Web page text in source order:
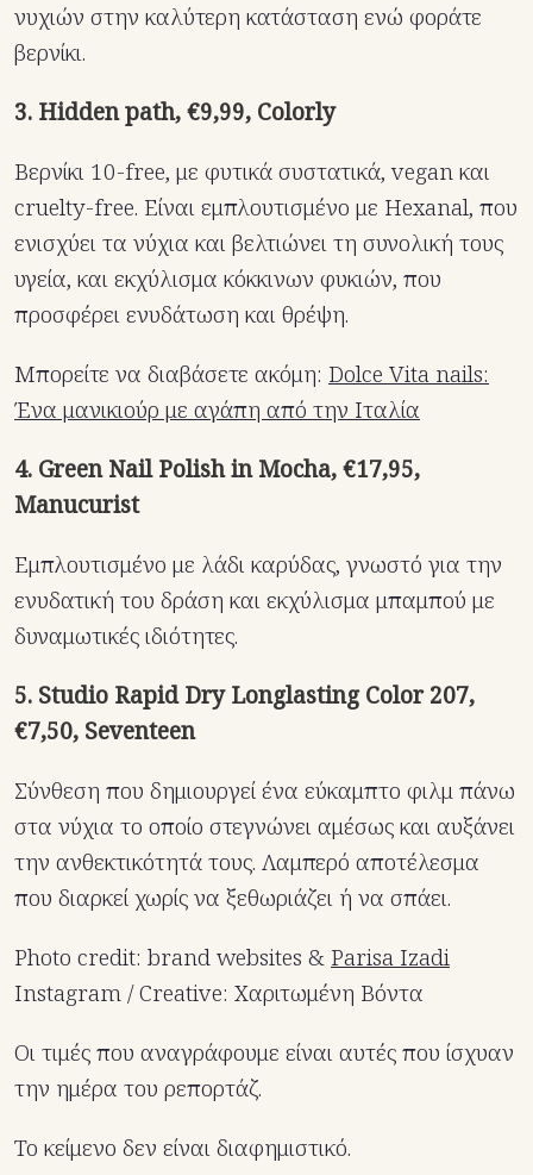
νυχιών στην καλύτερη κατάσταση ενώ φοράτε
βερνίκι.
3. Hidden path, €9,99, Colorly
Βερνίκι 10-free, με φυτικά συστατικά, vegan και
cruelty-free. Είναι εμπλουτισμένο με Hexanal, που
ενισχύει τα νύχια και βελτιώνει τη συνολική τους
υγεία, και εκχύλισμα κόκκινων φυκιών, που
προσφέρει ενυδάτωση και θρέψη.
Μπορείτε να διαβάσετε ακόμη: Dolce Vita nails:
Ένα μανικιούρ με αγάπη από την Ιταλία
4. Green Nail Polish in Mocha, €17,95,
Manucurist
Eμπλουτισμένο με λάδι καρύδας, γνωστό για την
ενυδατική του δράση και εκχύλισμα μπαμπού με
δυναμωτικές ιδιότητες.
5. Studio Rapid Dry Longlasting Color 207,
€7,50, Seventeen
Σύνθεση που δημιουργεί ένα εύκαμπτο φιλμ πάνω
στα νύχια το οποίο στεγνώνει αμέσως και αυξάνει
την ανθεκτικότητά τους. Λαμπερό αποτέλεσμα
που διαρκεί χωρίς να ξεθωριάζει ή να σπάει.
Photo credit: brand websites & Parisa Izadi
Instagram / Creative: Χαριτωμένη Βόντα
Οι τιμές που αναγράφουμε είναι αυτές που ίσχυαν
την ημέρα του ρεπορτάζ.
Το κείμενο δεν είναι διαφημιστικό.